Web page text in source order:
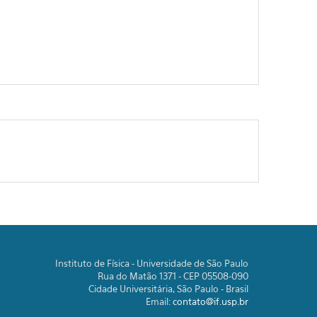
Instituto de Física - Universidade de São Paulo
Rua do Matão 1371 - CEP 05508-090
Cidade Universitária, São Paulo - Brasil
Email:contato@if.usp.br